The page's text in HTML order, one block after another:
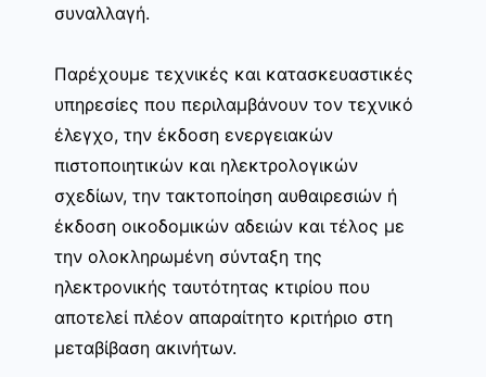
συναλλαγή.
Παρέχουμε τεχνικές και κατασκευαστικές
υπηρεσίες που περιλαμβάνουν τον τεχνικό
έλεγχο, την έκδοση ενεργειακών
πιστοποιητικών και ηλεκτρολογικών
σχεδίων, την τακτοποίηση αυθαιρεσιών ή
έκδοση οικοδομικών αδειών και τέλος με
την ολοκληρωμένη σύνταξη της
ηλεκτρονικής ταυτότητας κτιρίου που
αποτελεί πλέον απαραίτητο κριτήριο στη
μεταβίβαση ακινήτων.